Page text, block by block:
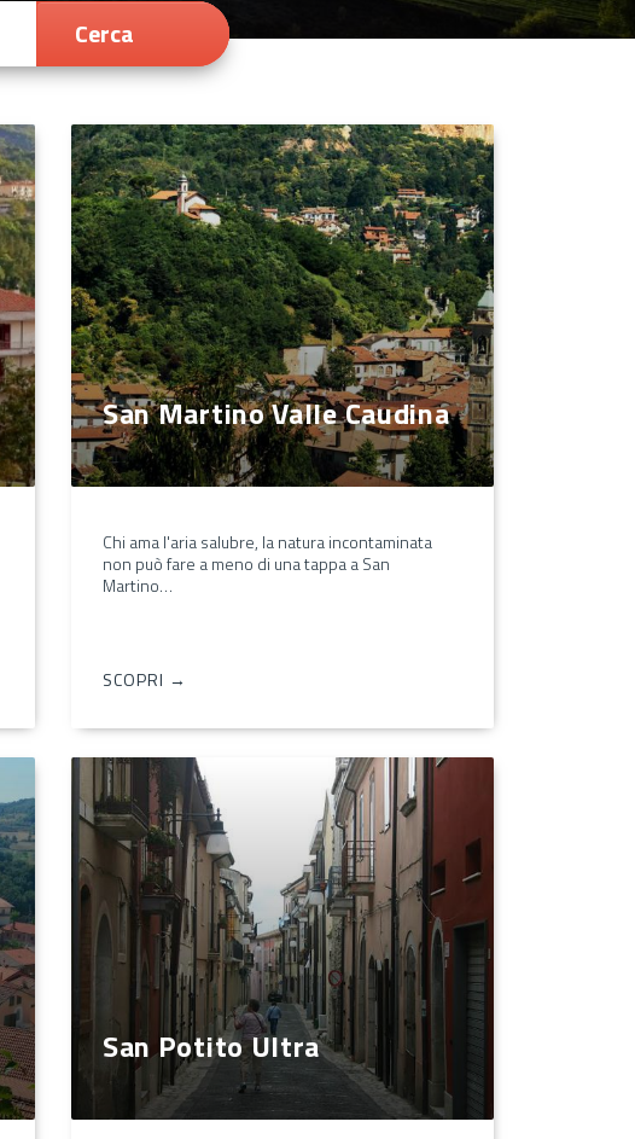
Cerca
San Martino Valle Caudina
Chi ama l'aria salubre, la natura incontaminata
non può fare a meno di una tappa a San
Martino…
SCOPRI →
San Potito Ultra